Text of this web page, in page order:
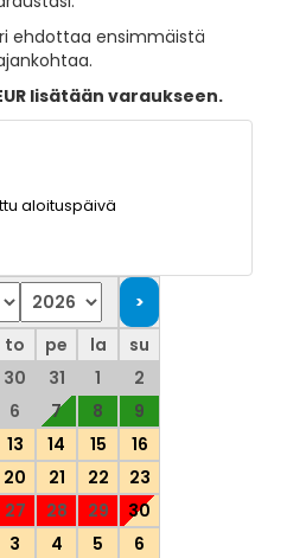
ehdottaa ensimmäistä
lisätään varaukseen.
aloituspäivä
to pe la
su
30 31 1
2
6 7 8
9
13 14 15
16
20 21 22
23
27 28 29
30
3 4 5
6